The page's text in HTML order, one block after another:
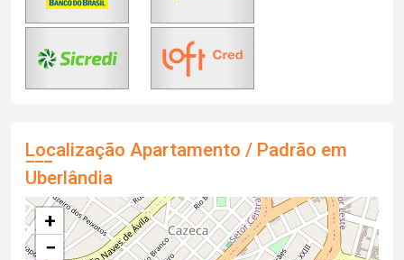
Localização Apartamento / Padrão em
Uberlândia
+
−